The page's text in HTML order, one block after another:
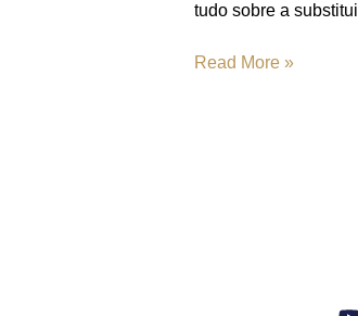
tudo sobre a
e
Substituir
Read More »